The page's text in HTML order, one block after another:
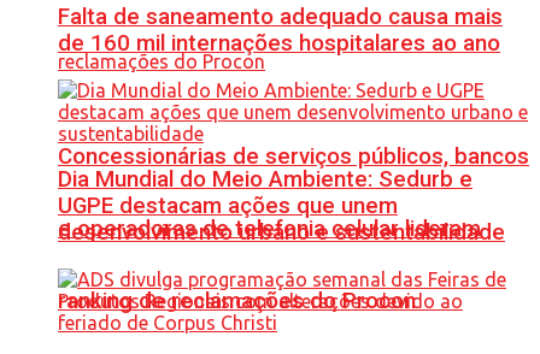
Concessionárias de serviços públicos, bancos
e operadoras de telefonia celular lideram
ranking de reclamações do Procon
Falta de saneamento adequado causa mais
de 160 mil internações hospitalares ao ano
Dia Mundial do Meio Ambiente: Sedurb e
UGPE destacam ações que unem
desenvolvimento urbano e sustentabilidade